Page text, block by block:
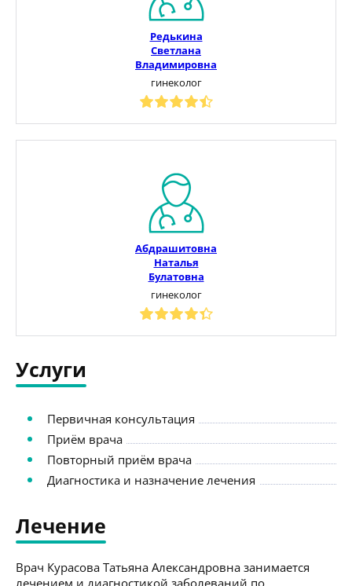
Редькина
Светлана
Владимировна
гинеколог
Абдрашитовна
Наталья
Булатовна
гинеколог
Услуги
Первичная консультация
Приём врача
Повторный приём врача
Диагностика и назначение лечения
Лечение
Врач Курасова Татьяна Александровна занимается
лечением и диагностикой заболеваний по